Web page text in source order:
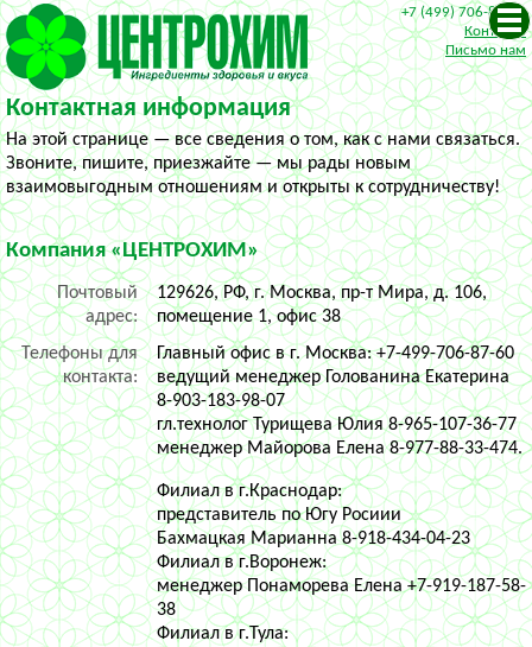
+7 (499)706-87-60
Контакты
Письмо нам
Контактная информация
На этой странице — все сведения о том, как с нами связаться.
Звоните, пишите, приезжайте — мы рады новым
взаимовыгодным отношениям и открыты к сотрудничеству!
Компания «ЦЕНТРОХИМ»
Почтовый
адрес:
129626, РФ, г. Москва, пр-т Мира, д. 106,
помещение 1, офис 38
Телефоны для
контакта:
Главный офис в г. Москва: +7-499-706-87-60
ведущий менеджер Голованина Екатерина
8-903-183-98-07
гл.технолог Турищева Юлия 8-965-107-36-77
менеджер Майорова Елена 8-977-88-33-474.
Филиал в г.Краснодар:
представитель по Югу Росиии
Бахмацкая Марианна 8-918-434-04-23
Филиал в г.Воронеж:
менеджер Понаморева Елена +7-919-187-58-
38
Филиал в г.Тула: